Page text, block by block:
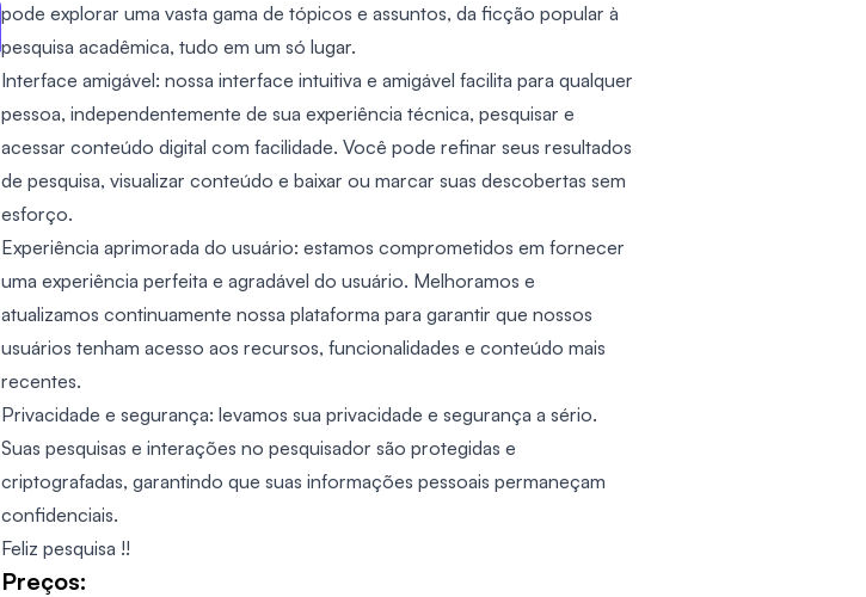
pode explorar uma vasta gama de tópicos e assuntos, da ficção popular à
pesquisa acadêmica, tudo em um só lugar.
Interface amigável: nossa interface intuitiva e amigável facilita para qualquer
pessoa, independentemente de sua experiência técnica, pesquisar e
acessar conteúdo digital com facilidade. Você pode refinar seus resultados
de pesquisa, visualizar conteúdo e baixar ou marcar suas descobertas sem
esforço.
Experiência aprimorada do usuário: estamos comprometidos em fornecer
uma experiência perfeita e agradável do usuário. Melhoramos e
atualizamos continuamente nossa plataforma para garantir que nossos
usuários tenham acesso aos recursos, funcionalidades e conteúdo mais
recentes.
Privacidade e segurança: levamos sua privacidade e segurança a sério.
Suas pesquisas e interações no pesquisador são protegidas e
criptografadas, garantindo que suas informações pessoais permaneçam
confidenciais.
Feliz pesquisa !!
Preços: